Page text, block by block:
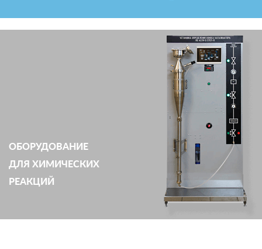
ОБОРУДОВАНИЕ
ДЛЯ ХИМИЧЕСКИХ
РЕАКЦИЙ